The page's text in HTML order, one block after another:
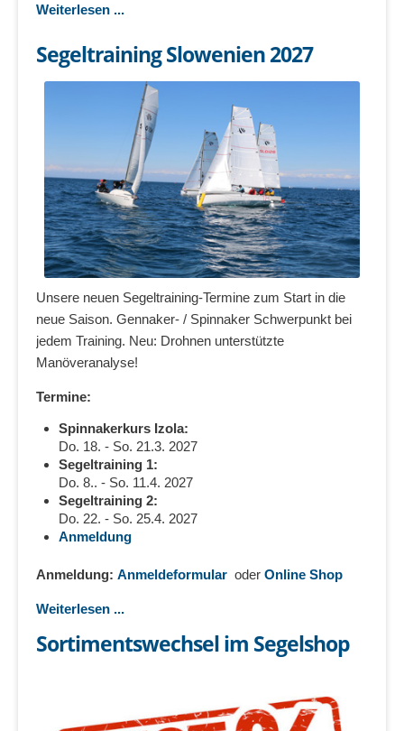
Weiterlesen ...
Segeltraining Slowenien 2027
Unsere neuen Segeltraining-Termine zum Start in die
neue Saison. Gennaker- / Spinnaker Schwerpunkt bei
jedem Training. Neu: Drohnen unterstützte
Manöveranalyse!
Termine:
Spinnakerkurs Izola:
Do. 18. - So. 21.3. 2027
Segeltraining 1:
Do. 8.. - So. 11.4. 2027
Segeltraining 2:
Do. 22. - So. 25.4. 2027
Anmeldung
Anmeldung: Anmeldeformular oder Online Shop
Weiterlesen ...
Sortimentswechsel im Segelshop